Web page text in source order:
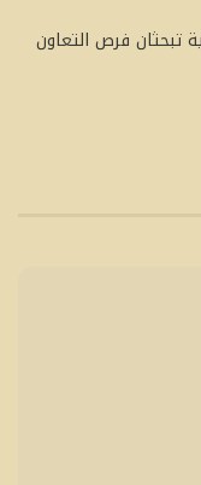
تبحثان فرص التعاون